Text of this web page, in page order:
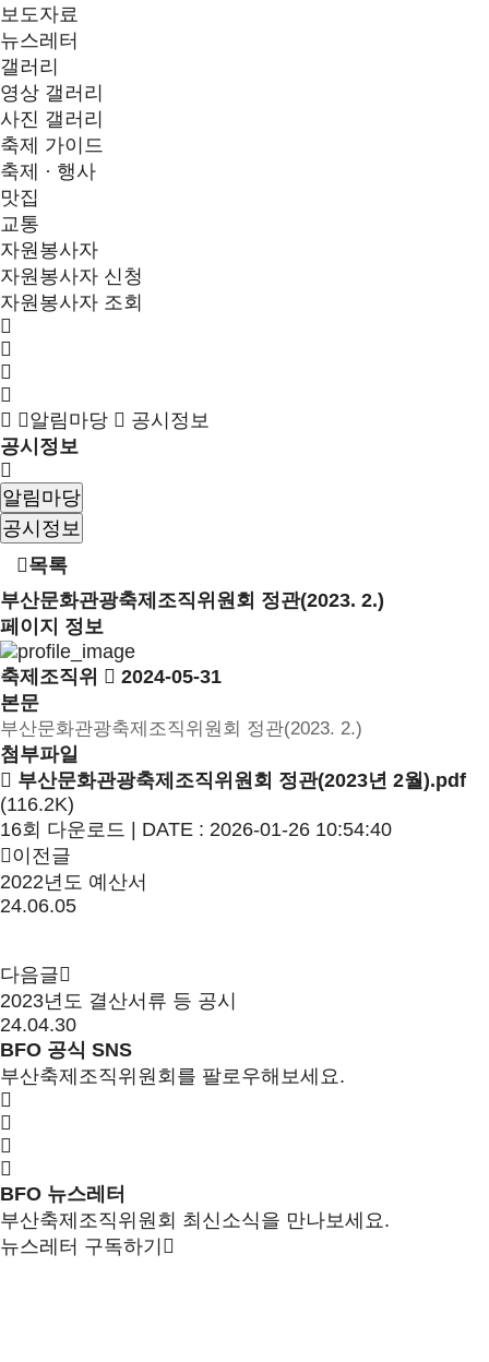
보도자료
뉴스레터
갤러리
영상 갤러리
사진 갤러리
축제 가이드
축제 · 행사
맛집
교통
자원봉사자
자원봉사자 신청
자원봉사자 조회
알림마당
공시정보
공시정보
알림마당
공시정보
목록
부산문화관광축제조직위원회 정관(2023. 2.)
페이지 정보
축제조직위
2024-05-31
본문
부산문화관광축제조직위원회 정관(2023. 2.)
첨부파일
부산문화관광축제조직위원회 정관(2023년 2월).pdf
(116.2K)
16회 다운로드 | DATE : 2026-01-26 10:54:40
이전글
2022년도 예산서
24.06.05
다음글
2023년도 결산서류 등 공시
24.04.30
BFO 공식 SNS
부산축제조직위원회를 팔로우해보세요.
BFO 뉴스레터
부산축제조직위원회 최신소식을 만나보세요.
뉴스레터 구독하기